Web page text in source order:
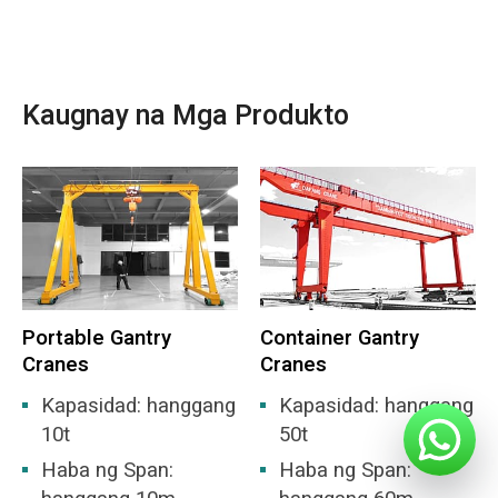
Kaugnay na Mga Produkto
Portable Gantry
Cranes
Kapasidad: hanggang
10t
Haba ng Span:
Container Gantry
Cranes
Kapasidad: hanggang
50t
Haba ng Span: